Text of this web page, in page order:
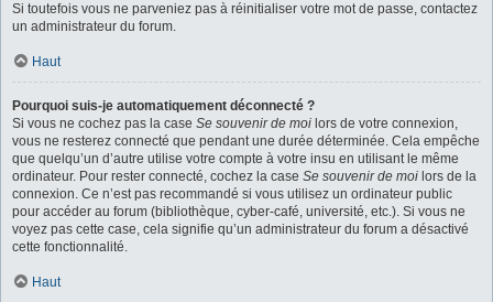
Si toutefois vous ne parveniez pas à réinitialiser votre mot de passe, contactez
un administrateur du forum.
Haut
Pourquoi suis-je automatiquement déconnecté ?
Si vous ne cochez pas la case Se souvenir de moi lors de votre connexion,
vous ne resterez connecté que pendant une durée déterminée. Cela empêche
que quelqu’un d’autre utilise votre compte à votre insu en utilisant le même
ordinateur. Pour rester connecté, cochez la case Se souvenir de moi lors de la
connexion. Ce n’est pas recommandé si vous utilisez un ordinateur public
pour accéder au forum (bibliothèque, cyber-café, université, etc.). Si vous ne
voyez pas cette case, cela signifie qu’un administrateur du forum a désactivé
cette fonctionnalité.
Haut